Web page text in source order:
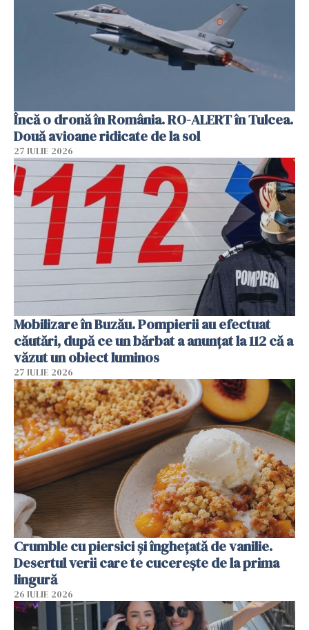
Încă o dronă în România. RO-ALERT în Tulcea.
Două avioane ridicate de la sol
27 IULIE 2026
Mobilizare în Buzău. Pompierii au efectuat
căutări, după ce un bărbat a anunțat la 112 că a
văzut un obiect luminos
27 IULIE 2026
Crumble cu piersici și înghețată de vanilie.
Desertul verii care te cucerește de la prima
lingură
26 IULIE 2026